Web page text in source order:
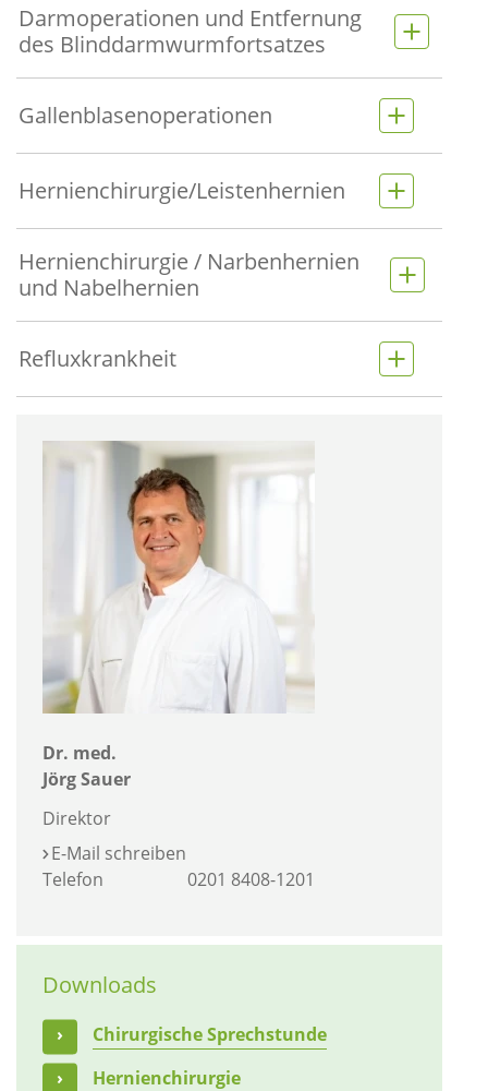
Darmoperationen und Entfernung
des Blinddarmwurmfortsatzes
Gallenblasenoperationen
Hernienchirurgie/Leistenhernien
Hernienchirurgie / Narbenhernien
und Nabelhernien
Refluxkrankheit
Dr. med.
Jörg Sauer
Direktor
E-Mail schreiben
Telefon
0201 8408-1201
Downloads
Chirurgische Sprechstunde
Hernienchirurgie